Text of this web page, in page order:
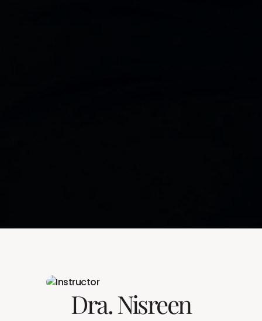
Dra. Nisreen